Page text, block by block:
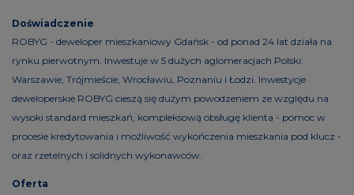
Doświadczenie
ROBYG - deweloper mieszkaniowy Gdańsk - od ponad 24 lat działa na
rynku pierwotnym. Inwestuje w 5 dużych aglomeracjach Polski:
Warszawie, Trójmieście, Wrocławiu, Poznaniu i Łodzi. Inwestycje
deweloperskie ROBYG cieszą się dużym powodzeniem ze względu na
wysoki standard mieszkań, kompleksową obsługę klienta - pomoc w
procesie kredytowania i możliwość wykończenia mieszkania pod klucz -
oraz rzetelnych i solidnych wykonawców.
Oferta